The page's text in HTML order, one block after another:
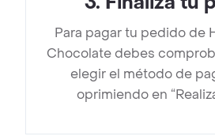
Para pagar tu pedido de
Chocolate debes
elegir el método de
oprimiendo en